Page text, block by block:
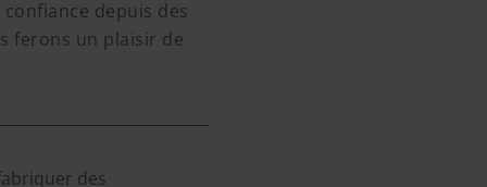
depuis des
ferons un plaisir de
des